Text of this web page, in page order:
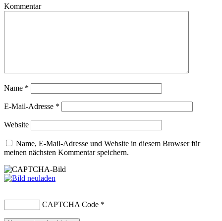
Kommentar
Name *
E-Mail-Adresse *
Website
Name, E-Mail-Adresse und Website in diesem Browser für
meinen nächsten Kommentar speichern.
CAPTCHA Code *